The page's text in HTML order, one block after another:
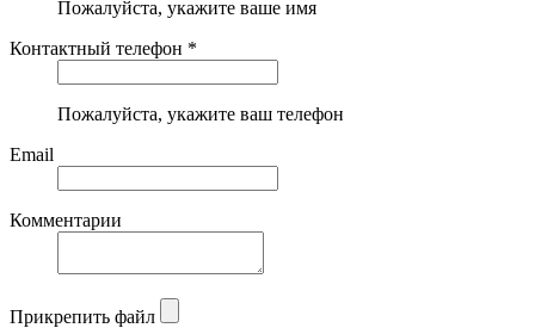
Пожалуйста, укажите ваше имя
Контактный телефон *
Пожалуйста, укажите ваш телефон
Email
Комментарии
Прикрепить файл